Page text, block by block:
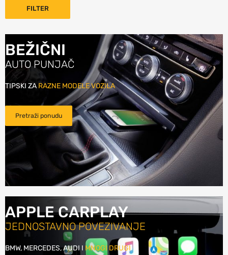
FILTER
BEŽIČNI
AUTO PUNJAČ
TIPSKI ZA RAZNE MODELE VOZILA
Pretraži ponudu
APPLE CARPLAY
JEDNOSTAVNO POVEZIVANJE
BMW, MERCEDES, AUDI I MNOGI DRUGI